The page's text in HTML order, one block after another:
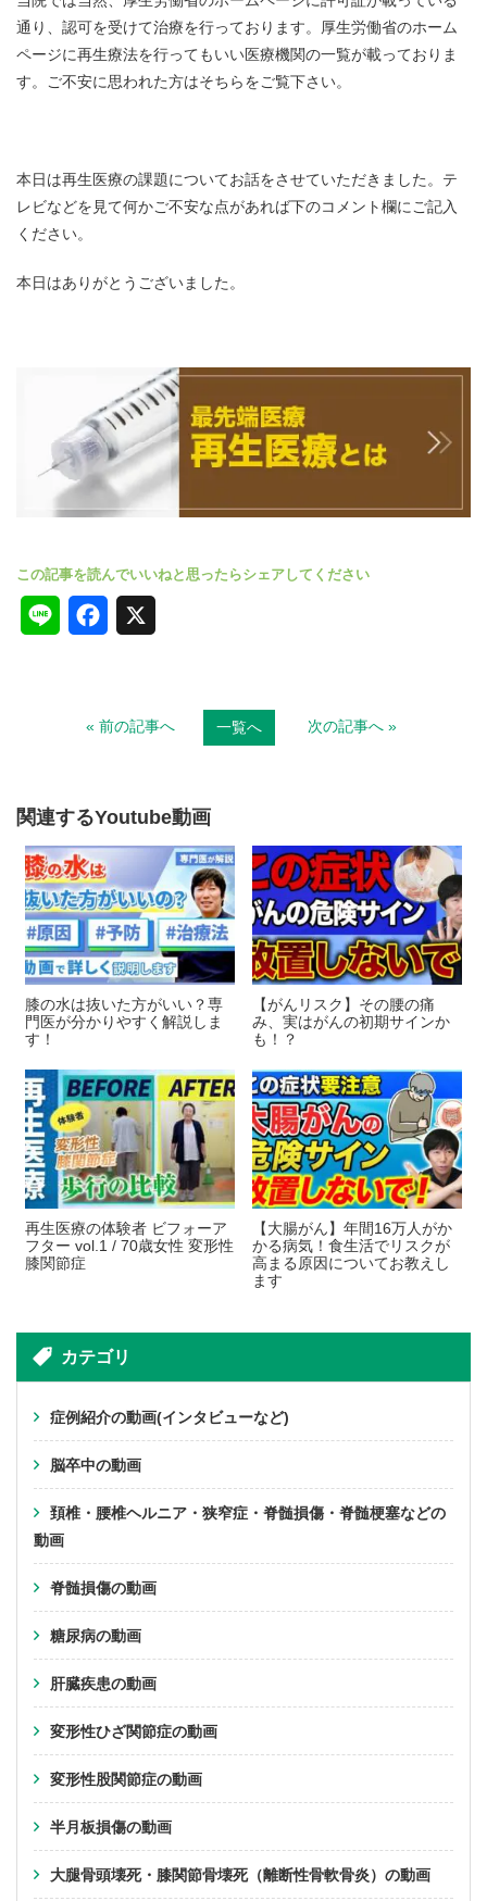
通り、認可を受けて治療を行っております。厚生労働省のホーム
ページに再生療法を行ってもいい医療機関の一覧が載っておりま
す。ご不安に思われた方はそちらをご覧下さい。
本日は再生医療の課題についてお話をさせていただきました。テ
レビなどを見て何かご不安な点があれば下のコメント欄にご記入
ください。
本日はありがとうございました。
e
o
o
k
« 前の記事へ 一覧へ 次の記事へ »
関連するYoutube動画
膝の水は抜いた方がいい？専
門医が分かりやすく解説しま
す！
【がんリスク】その腰の痛
み、実はがんの初期サインか
も！？
再生医療の体験者 ビフォーア
フター vol.1 / 70歳女性 変形性
膝関節症
【大腸がん】年間16万人がか
かる病気！食生活でリスクが
高まる原因についてお教えし
ます
カテゴリ
症例紹介の動画(インタビューなど)
脳卒中の動画
頚椎・腰椎ヘルニア・狭窄症・脊髄損傷・脊髄梗塞などの
動画
脊髄損傷の動画
糖尿病の動画
肝臓疾患の動画
変形性ひざ関節症の動画
変形性股関節症の動画
半月板損傷の動画
大腿骨頭壊死・膝関節骨壊死（離断性骨軟骨炎）の動画